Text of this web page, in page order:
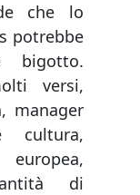
che lo
potrebbe
bigotto.
versi,
manager
cultura,
di